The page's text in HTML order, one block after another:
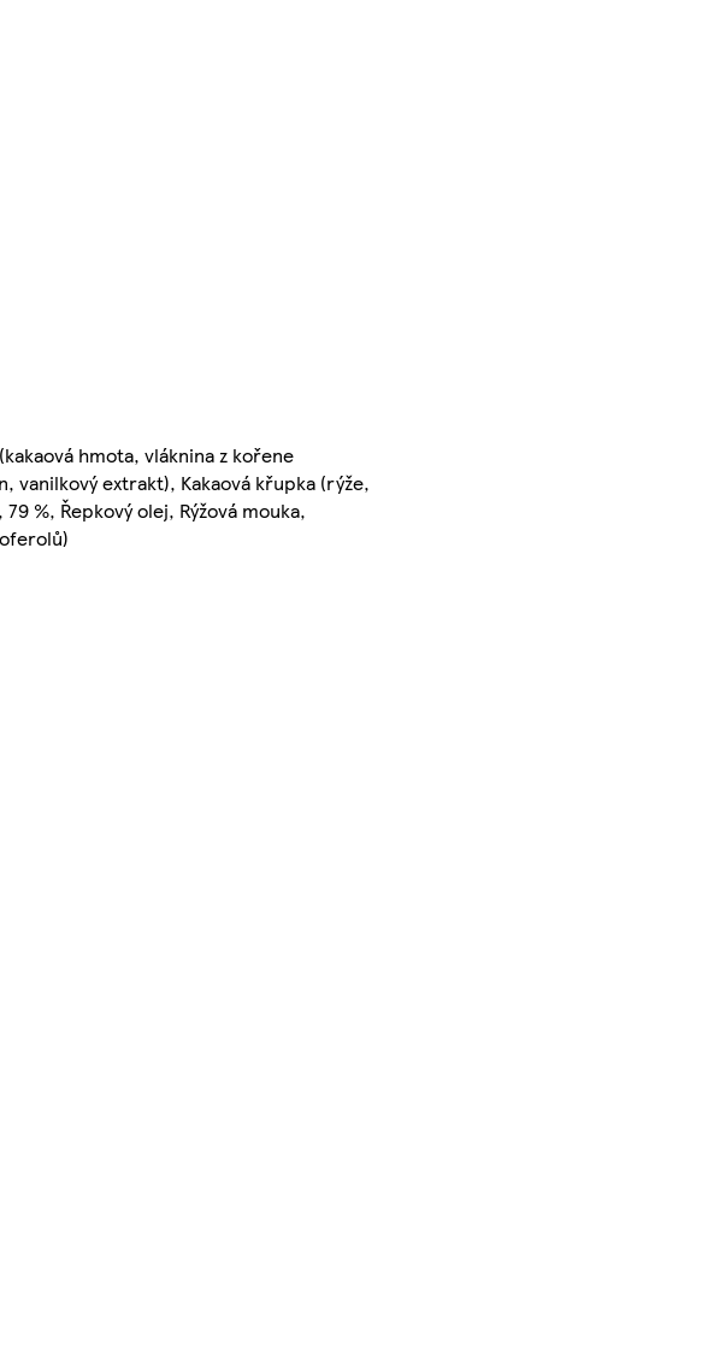
hmota, vláknina z kořene
vanilkový extrakt), Kakaová křupka (rýže,
%, Řepkový olej, Rýžová mouka,